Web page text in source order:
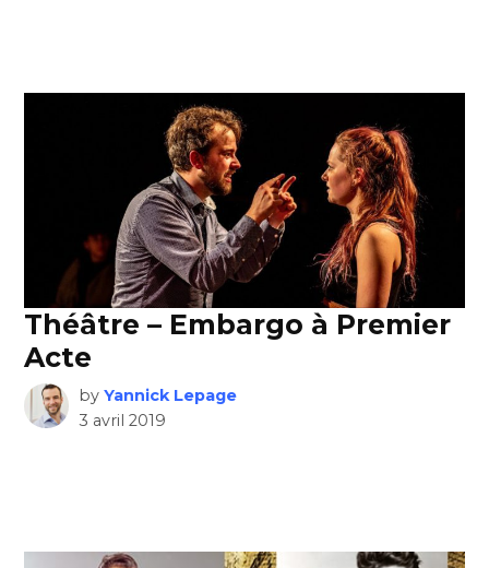
Théâtre – Embargo à Premier
Acte
by Yannick Lepage
3 avril 2019